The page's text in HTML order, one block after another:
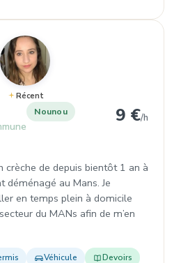
Récent
à Le Mans
Nounou 9 €/h
crèche de depuis bientôt 1 an à
déménagé au Mans. Je
en temps plein à domicile
du MANs afin de m’en
Véhicule
Devoirs